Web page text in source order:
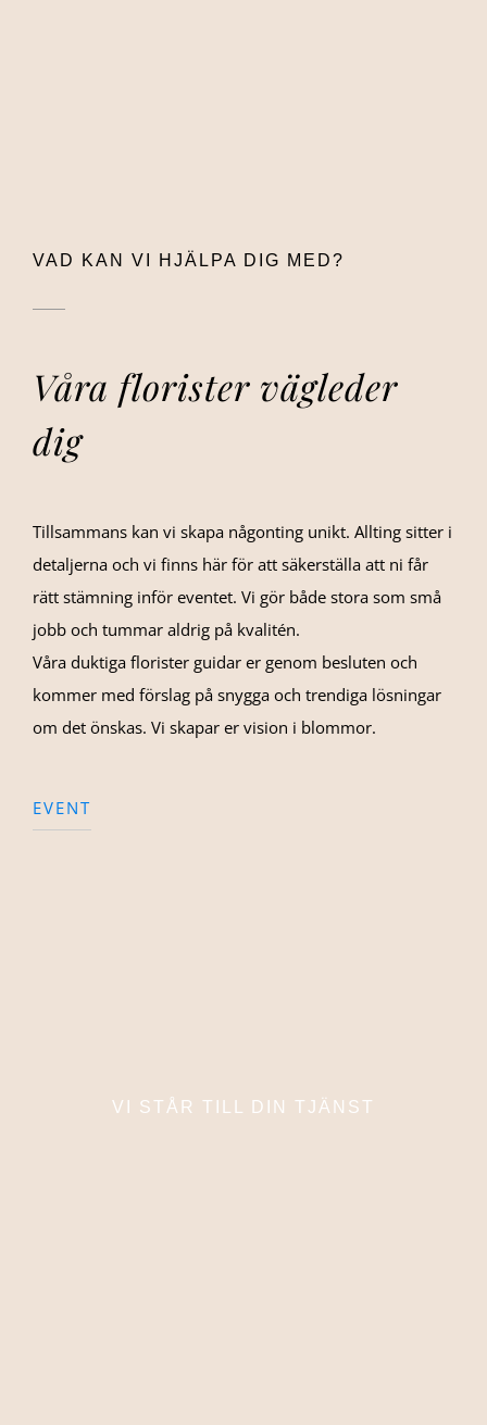
VAD KAN VI HJÄLPA DIG MED?
Våra florister vägleder
dig
Tillsammans kan vi skapa någonting unikt. Allting sitter i
detaljerna och vi finns här för att säkerställa att ni får
rätt stämning inför eventet. Vi gör både stora som små
jobb och tummar aldrig på kvalitén.
Våra duktiga florister guidar er genom besluten och
kommer med förslag på snygga och trendiga lösningar
om det önskas. Vi skapar er vision i blommor.
EVENT
VI STÅR TILL DIN TJÄNST